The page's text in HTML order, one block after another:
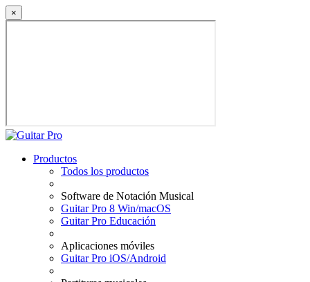
×
Productos
Todos los productos
Software de Notación Musical
Guitar Pro 8 Win/macOS
Guitar Pro Educación
Aplicaciones móviles
Guitar Pro iOS/Android